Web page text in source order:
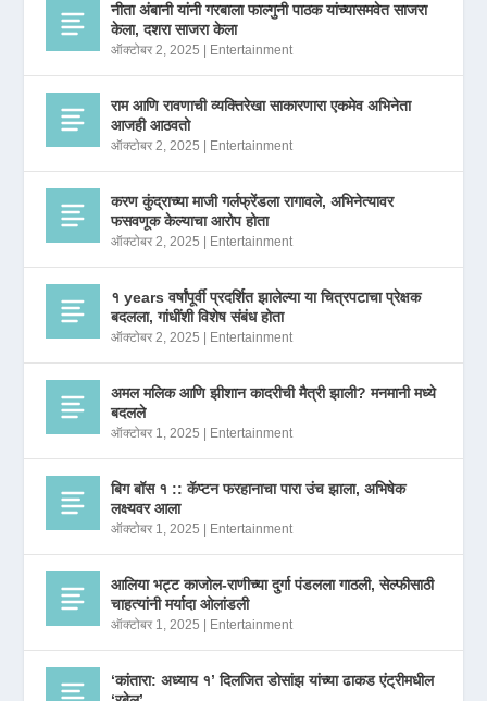
नीता अंबानी यांनी गरबाला फाल्गुनी पाठक यांच्यासमवेत साजरा
केला, दशरा साजरा केला
ऑक्टोबर 2, 2025 Entertainment
राम आणि रावणाची व्यक्तिरेखा साकारणारा एकमेव अभिनेता
आजही आठवतो
ऑक्टोबर 2, 2025 Entertainment
करण कुंद्राच्या माजी गर्लफ्रेंडला रागावले, अभिनेत्यावर
फसवणूक केल्याचा आरोप होता
ऑक्टोबर 2, 2025 Entertainment
१ years वर्षांपूर्वी प्रदर्शित झालेल्या या चित्रपटाचा प्रेक्षक
बदलला, गांधींशी विशेष संबंध होता
ऑक्टोबर 2, 2025 Entertainment
अमल मलिक आणि झीशान कादरीची मैत्री झाली? मनमानी मध्ये
बदलले
ऑक्टोबर 1, 2025 Entertainment
बिग बॉस १ :: कॅप्टन फरहानाचा पारा उंच झाला, अभिषेक
लक्ष्यवर आला
ऑक्टोबर 1, 2025 Entertainment
आलिया भट्ट काजोल-राणीच्या दुर्गा पंडलला गाठली, सेल्फीसाठी
चाहत्यांनी मर्यादा ओलांडली
ऑक्टोबर 1, 2025 Entertainment
‘कांतारा: अध्याय १’ दिलजित डोसांझ यांच्या ढाकड एंट्रीमधील